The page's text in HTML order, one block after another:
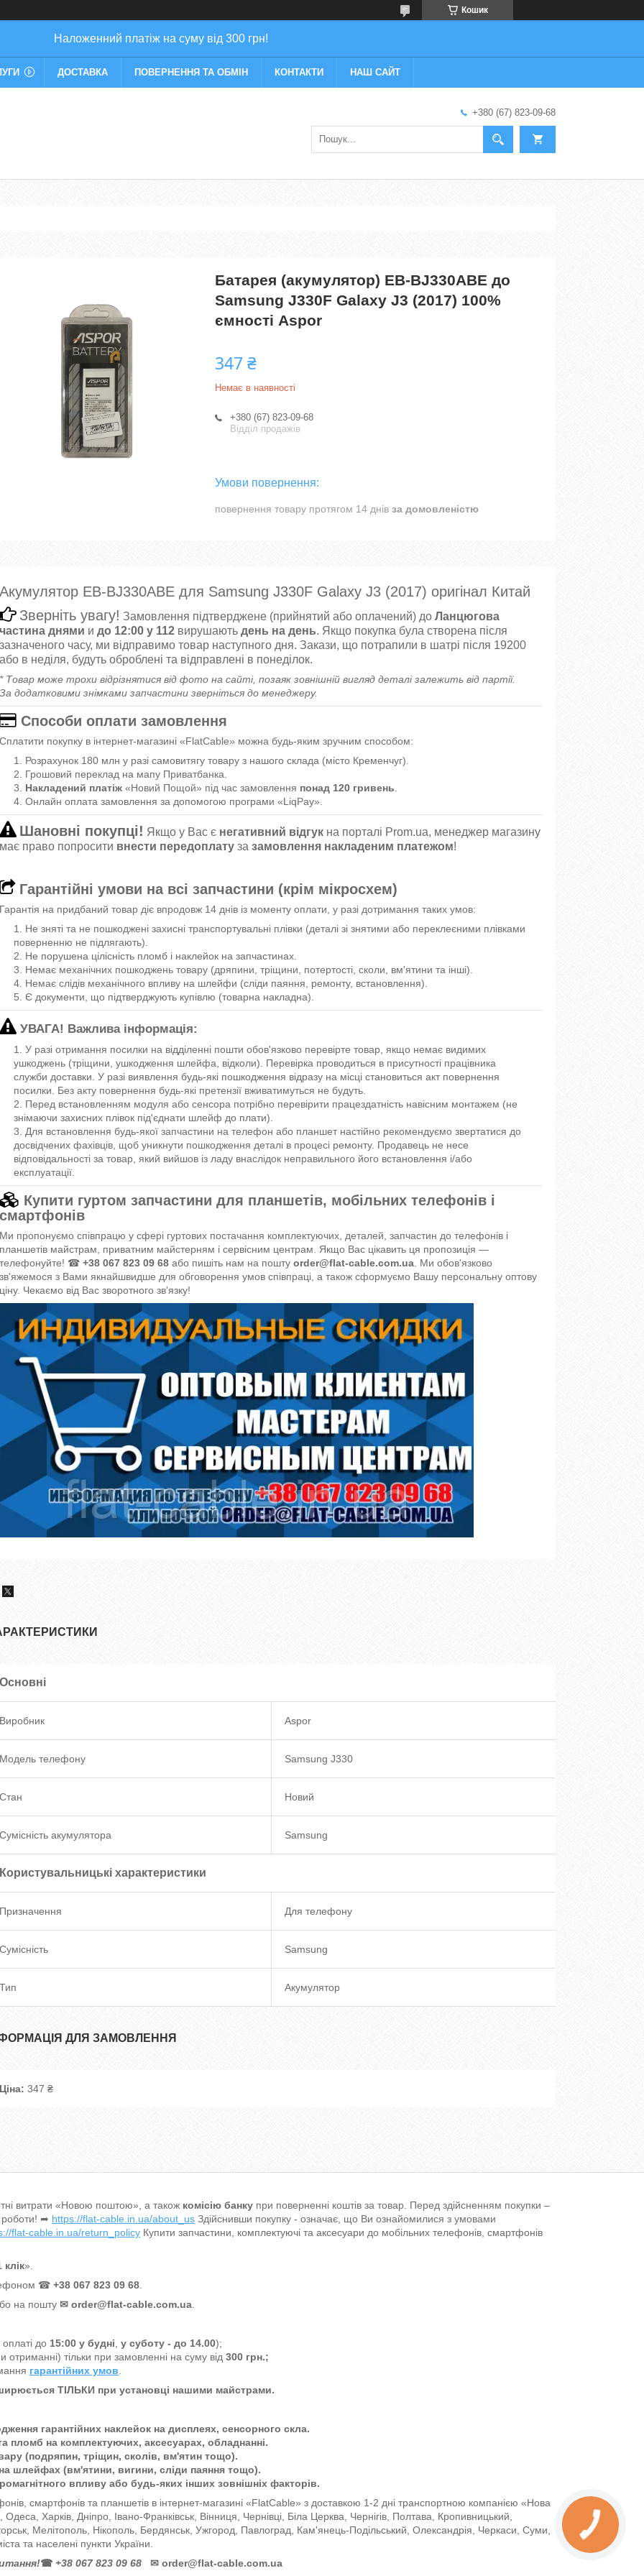
Кошик
Наложенний платіж на суму від 300 грн!
ДОСТАВКА ПОВЕРНЕННЯ ТА ОБМІН КОНТАКТИ НАШ САЙТ
+380 (67) 823-09-68
Батарея (акумулятор) EB-BJ330ABE до
Samsung J330F Galaxy J3 (2017) 100%
ємності Aspor
347 ₴
Немає в наявності
+380 (67) 823-09-68
Відділ продажів
повернення товару протягом 14 днів за домовленістю
Акумулятор EB-BJ330ABE для Samsung J330F Galaxy J3 (2017) оригінал Китай
Зверніть увагу! Замовлення підтверджене (прийнятий або оплачений) до Ланцюгова
частина днями и до 12:00 у 112 вирушають день на день. Якщо покупка була створена після
зазначеного часу, ми відправимо товар наступного дня. Закази, що потрапили в шатрі після 19200
або в неділя, будуть оброблені та відправлені в понеділок.
* Товар може трохи відрізнятися від фото на сайті, позаяк зовнішній вигляд деталі залежить від партії.
За додатковими знімками запчастини зверніться до менеджеру.
Способи оплати замовлення
Сплатити покупку в інтернет-магазині «FlatCable» можна будь-яким зручним способом:
Розрахунок 180 млн у разі самовитягу товару з нашого склада (місто Кременчуг).
Грошовий переклад на мапу Приватбанка.
Накладений платіж «Новий Пощой» під час замовлення понад 120 гривень.
Онлайн оплата замовлення за допомогою програми «LiqPay».
Шановні покупці! Якщо у Вас є негативний відгук на порталі Prom.ua, менеджер магазину
має право попросити внести передоплату за замовлення накладеним платежом!
Гарантійні умови на всі запчастини (крім мікросхем)
Гарантія на придбаний товар діє впродовж 14 днів із моменту оплати, у разі дотримання таких умов:
Не зняті та не пошкоджені захисні транспортувальні плівки (деталі зі знятими або переклеєними плівками
поверненню не підлягають).
Не порушена цілісність пломб і наклейок на запчастинах.
Немає механічних пошкоджень товару (дряпини, тріщини, потертості, сколи, вм'ятини та інші).
Немає слідів механічного впливу на шлейфи (сліди паяння, ремонту, встановлення).
Є документи, що підтверджують купівлю (товарна накладна).
УВАГА! Важлива інформація:
У разі отримання посилки на відділенні пошти обов'язково перевірте товар, якщо немає видимих
ушкоджень (тріщини, ушкодження шлейфа, відколи). Перевірка проводиться в присутності працівника
служби доставки. У разі виявлення будь-які пошкодження відразу на місці становиться акт повернення
посилки. Без акту повернення будь-які претензії вживатимуться не будуть.
Перед встановленням модуля або сенсора потрібно перевірити працездатність навісним монтажем (не
знімаючи захисних плівок під'єднати шлейф до плати).
Для встановлення будь-якої запчастини на телефон або планшет настійно рекомендуємо звертатися до
досвідчених фахівців, щоб уникнути пошкодження деталі в процесі ремонту. Продавець не несе
відповідальності за товар, який вийшов із ладу внаслідок неправильного його встановлення і/або
експлуатації.
Купити гуртом запчастини для планшетів, мобільних телефонів і
смартфонів
Ми пропонуємо співпрацю у сфері гуртових постачання комплектуючих, деталей, запчастин до телефонів і
планшетів майстрам, приватним майстерням і сервісним центрам. Якщо Вас цікавить ця пропозиція —
телефонуйте! ☎ +38 067 823 09 68 або пишіть нам на пошту order@flat-cable.com.ua . Ми обов'язково
зв'яжемося з Вами якнайшвидше для обговорення умов співпраці, а також сформуємо Вашу персональну оптову
ціну. Чекаємо від Вас зворотного зв'язку!
Основні
Виробник Aspor
Модель телефону Samsung J330
Стан Новий
Сумісність акумулятора Samsung
Користувальницькі характеристики
Призначення Для телефону
Сумісність Samsung
Тип Акумулятор
ДЛЯ ЗАМОВЛЕННЯ
Ціна: 347 ₴
витрати «Новою поштою», а також комісію банку при поверненні коштів за товар. Перед здійсненням покупки –
роботи! ➦ https://flat-cable.in.ua/about_us Здійснивши покупку - означає, що Ви ознайомилися з умовами
flat-cable.in.ua/return_policy Купити запчастини, комплектуючі та аксесуари до мобільних телефонів, смартфонів
».
☎ +38 067 823 09 68
на пошту ✉ order@flat-cable.com.ua
до 15:00 у будні у суботу - до 14.00);
отриманні) тільки при замовленні на суму від 300 грн.;
гарантійних умов
ТІЛЬКИ при установці нашими майстрами.
гарантійних наклейок на дисплеях, сенсорного скла.
пломб на комплектуючих, аксесуарах, обладнанні.
(подряпин, тріщин, сколів, вм'ятин тощо).
на шлейфах (вм'ятини, вигини, сліди паяння тощо).
впливу або будь-яких інших зовнішніх факторів.
смартфонів та планшетів в інтернет-магазині «FlatCable» з доставкою 1-2 дні транспортною компанією «Нова
Одеса, Харків, Дніпро, Івано-Франківськ, Вінниця, Чернівці, Біла Церква, Чернігів, Полтава, Кропивницький,
Мелітополь, Нікополь, Бердянськ, Ужгород, Павлоград, Кам'янець-Подільський, Олександрія, Черкаси, Суми,
та населені пункти України.
☎ +38 067 823 09 68 ✉ order@flat-cable.com.ua